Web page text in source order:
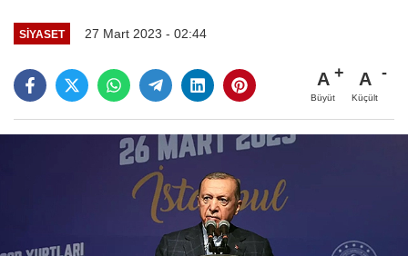
SIYASET 27 Mart 2023 - 02:44
A
Büyüt
A
Küçült